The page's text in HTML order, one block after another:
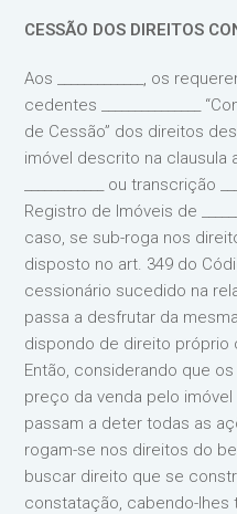
CESSÃO DOS DIREITOS
Aos _____________, os
cedentes _______________
de Cessão” dos direitos
imóvel descrito na clausula
____________ ou transcrição
Registro de Imóveis de
caso, se sub-roga nos
disposto no art. 349 do
cessionário sucedido na
passa a desfrutar da
dispondo de direito próprio
Então, considerando que os
preço da venda pelo
passam a deter todas as
rogam-se nos direitos do
buscar direito que se
constatação, cabendo-lhes